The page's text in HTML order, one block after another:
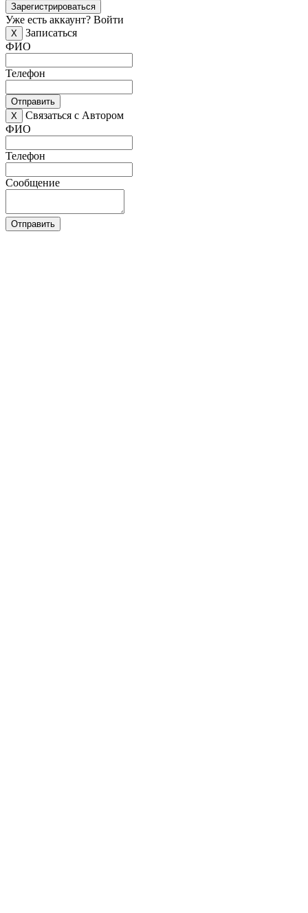
Зарегистрироваться
Уже есть аккаунт? Войти
X
Записаться
ФИО
Телефон
Отправить
X
Связаться с Автором
ФИО
Телефон
Сообщение
Отправить